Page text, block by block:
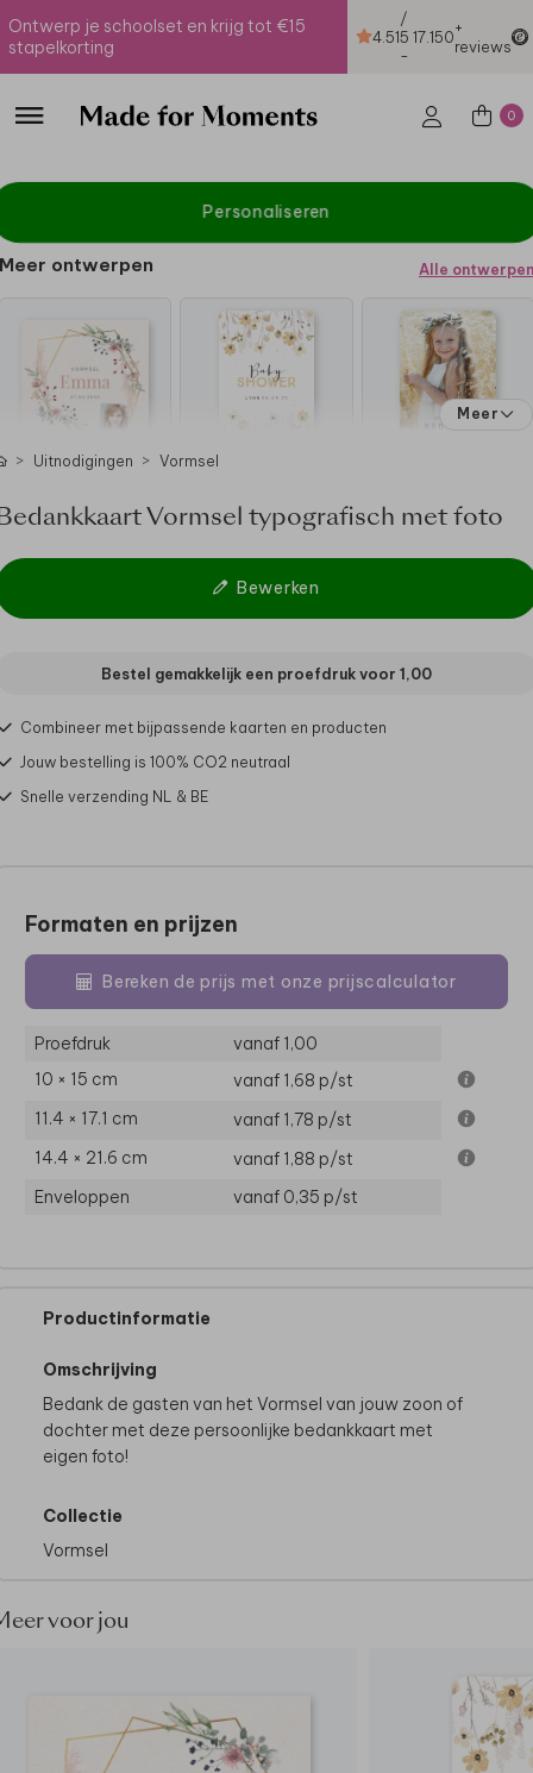
Ontwerp je schoolset en krijg tot €15
stapelkorting
4.51
/
5
-
17.150+
reviews
0
Personaliseren
Meer ontwerpen Alle ontwerpen
Meer
Uitnodigingen Vormsel
Vormsel typografisch met foto
Bewerken
Bestel gemakkelijk een proefdruk voor 1,00
Combineer met bijpassende kaarten en producten
Jouw bestelling is 100% CO2 neutraal
Snelle verzending NL & BE
Formaten en prijzen
Bereken de prijs met onze prijscalculator
Proefdruk
vanaf 1,00
10 × 15 cm
vanaf 1,68 p/st
11.4 × 17.1 cm
vanaf 1,78 p/st
14.4 × 21.6 cm
vanaf 1,88 p/st
Enveloppen
vanaf 0,35 p/st
Productinformatie
Omschrijving
Bedank de gasten van het Vormsel van jouw zoon of
dochter met deze persoonlijke bedankkaart met
eigen foto!
Collectie
Vormsel
voor jou